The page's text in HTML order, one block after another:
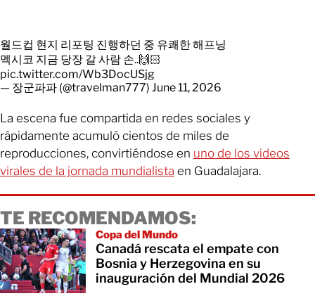
월드컵 현지 리포팅 진행하던 중 유쾌한 해프닝
멕시코 지금 당장 갈 사람 손..🙌🏻
pic.twitter.com/Wb3DocUSjg
— 장군파파 (@travelman777) June 11, 2026
La escena fue compartida en redes sociales y
rápidamente acumuló cientos de miles de
reproducciones, convirtiéndose en uno de los videos
virales de la jornada mundialista en Guadalajara.
TE RECOMENDAMOS:
Copa del Mundo
Canadá rescata el empate con
Bosnia y Herzegovina en su
inauguración del Mundial 2026